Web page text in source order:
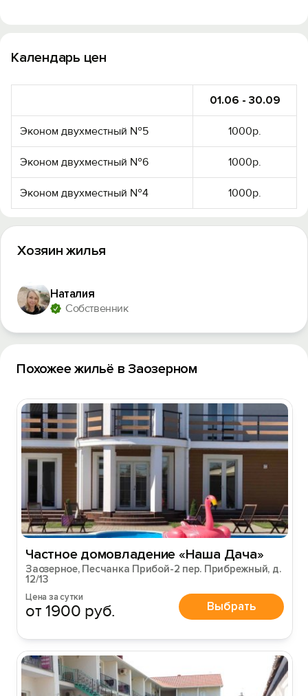
Календарь цен
01.06 - 30.09
Эконом двухместный №5 1000р.
Эконом двухместный №6 1000р.
Эконом двухместный №4 1000р.
Хозяин жилья
Наталия
Собственник
Похожее жильё в Заозерном
Частное домовладение «Наша Дача»
Заозерное, Песчанка Прибой-2 пер. Прибрежный, д.
12/13
Цена за сутки
от 1900 руб. Выбрать
Вход на сайт
Войти илиЗарегистрироваться